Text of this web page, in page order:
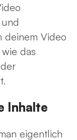
deinem Video
das
Inhalte
eigentlich